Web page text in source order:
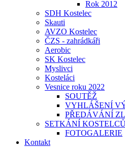
Rok 2012
SDH Kostelec
Skauti
AVZO Kostelec
ČZS - zahrádkáři
Aerobic
SK Kostelec
Myslivci
Kosteláci
Vesnice roku 2022
SOUTĚŽ
VYHLÁŠENÍ
PŘEDÁVÁNÍ
SETKÁNÍ
FOTOGALERIE
Kontakt